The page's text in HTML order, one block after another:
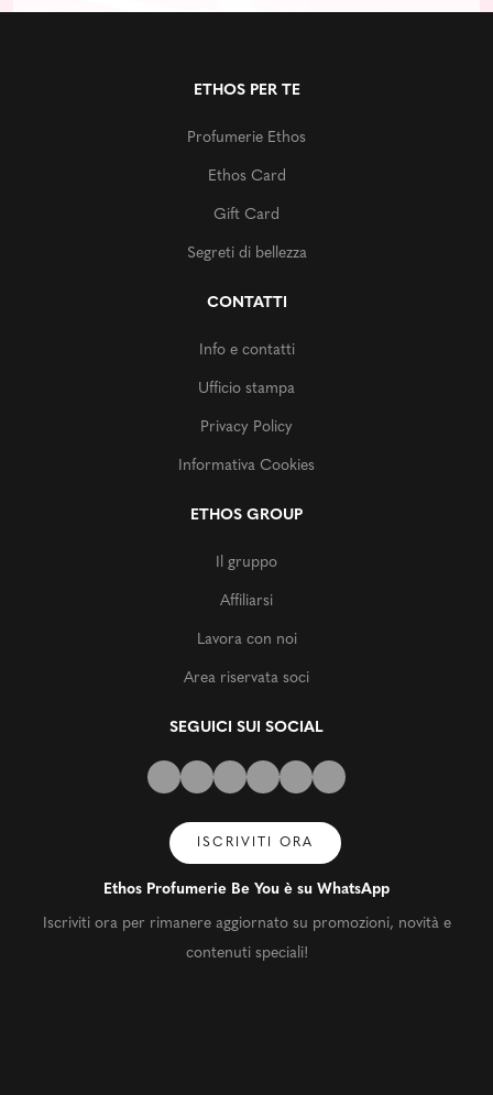
ETHOS PER TE
Profumerie Ethos
Ethos Card
Gift Card
Segreti di bellezza
CONTATTI
Info e contatti
Ufficio stampa
Privacy Policy
Informativa Cookies
ETHOS GROUP
Il gruppo
Affiliarsi
Lavora con noi
Area riservata soci
SEGUICI SUI SOCIAL
ISCRIVITI ORA
Ethos Profumerie Be You è su WhatsApp
Iscriviti ora per rimanere aggiornato su promozioni, novità e
contenuti speciali!